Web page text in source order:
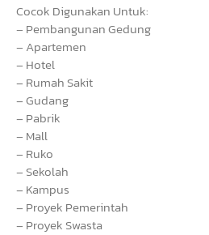
Cocok Digunakan Untuk:
– Pembangunan Gedung
– Apartemen
– Hotel
– Rumah Sakit
– Gudang
– Pabrik
– Mall
– Ruko
– Sekolah
– Kampus
– Proyek Pemerintah
– Proyek Swasta